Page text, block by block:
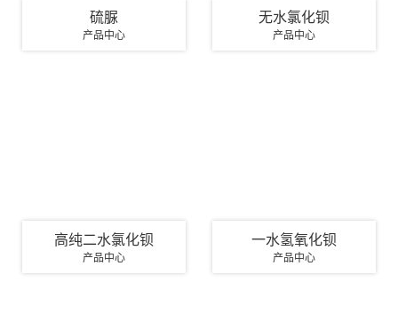
硫脲
产品中心
无水氯化钡
产品中心
高纯二水氯化钡
产品中心
一水氢氧化钡
产品中心